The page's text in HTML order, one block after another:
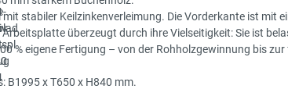
stabiler Keilzinkenverleimung. Die Vorderkante ist
überzeugt durch ihre Vielseitigkeit: Sie ist
% eigene Fertigung – von der Rohholzgewinnung bis
B1995 x T650 x H840 mm.